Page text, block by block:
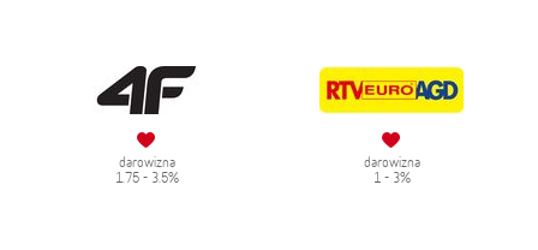
darowizna
1.75 - 3.5%
darowizna
1 - 3%